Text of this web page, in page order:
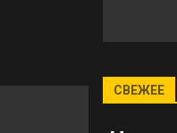
СВЕЖЕЕ